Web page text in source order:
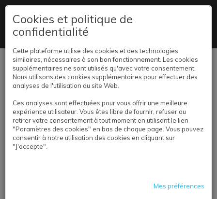
Livraison partout en Belgique
Se connecter
Cookies et politique de
confidentialité
Cette plateforme utilise des cookies et des technologies
similaires, nécessaires à son bon fonctionnement. Les cookies
supplémentaires ne sont utilisés qu'avec votre consentement.
Nous utilisons des cookies supplémentaires pour effectuer des
analyses de l'utilisation du site Web.
Ces analyses sont effectuées pour vous offrir une meilleure
expérience utilisateur. Vous êtes libre de fournir, refuser ou
retirer votre consentement à tout moment en utilisant le lien
"Paramètres des cookies" en bas de chaque page. Vous pouvez
consentir à notre utilisation des cookies en cliquant sur
"J'accepte".
Mes préférences